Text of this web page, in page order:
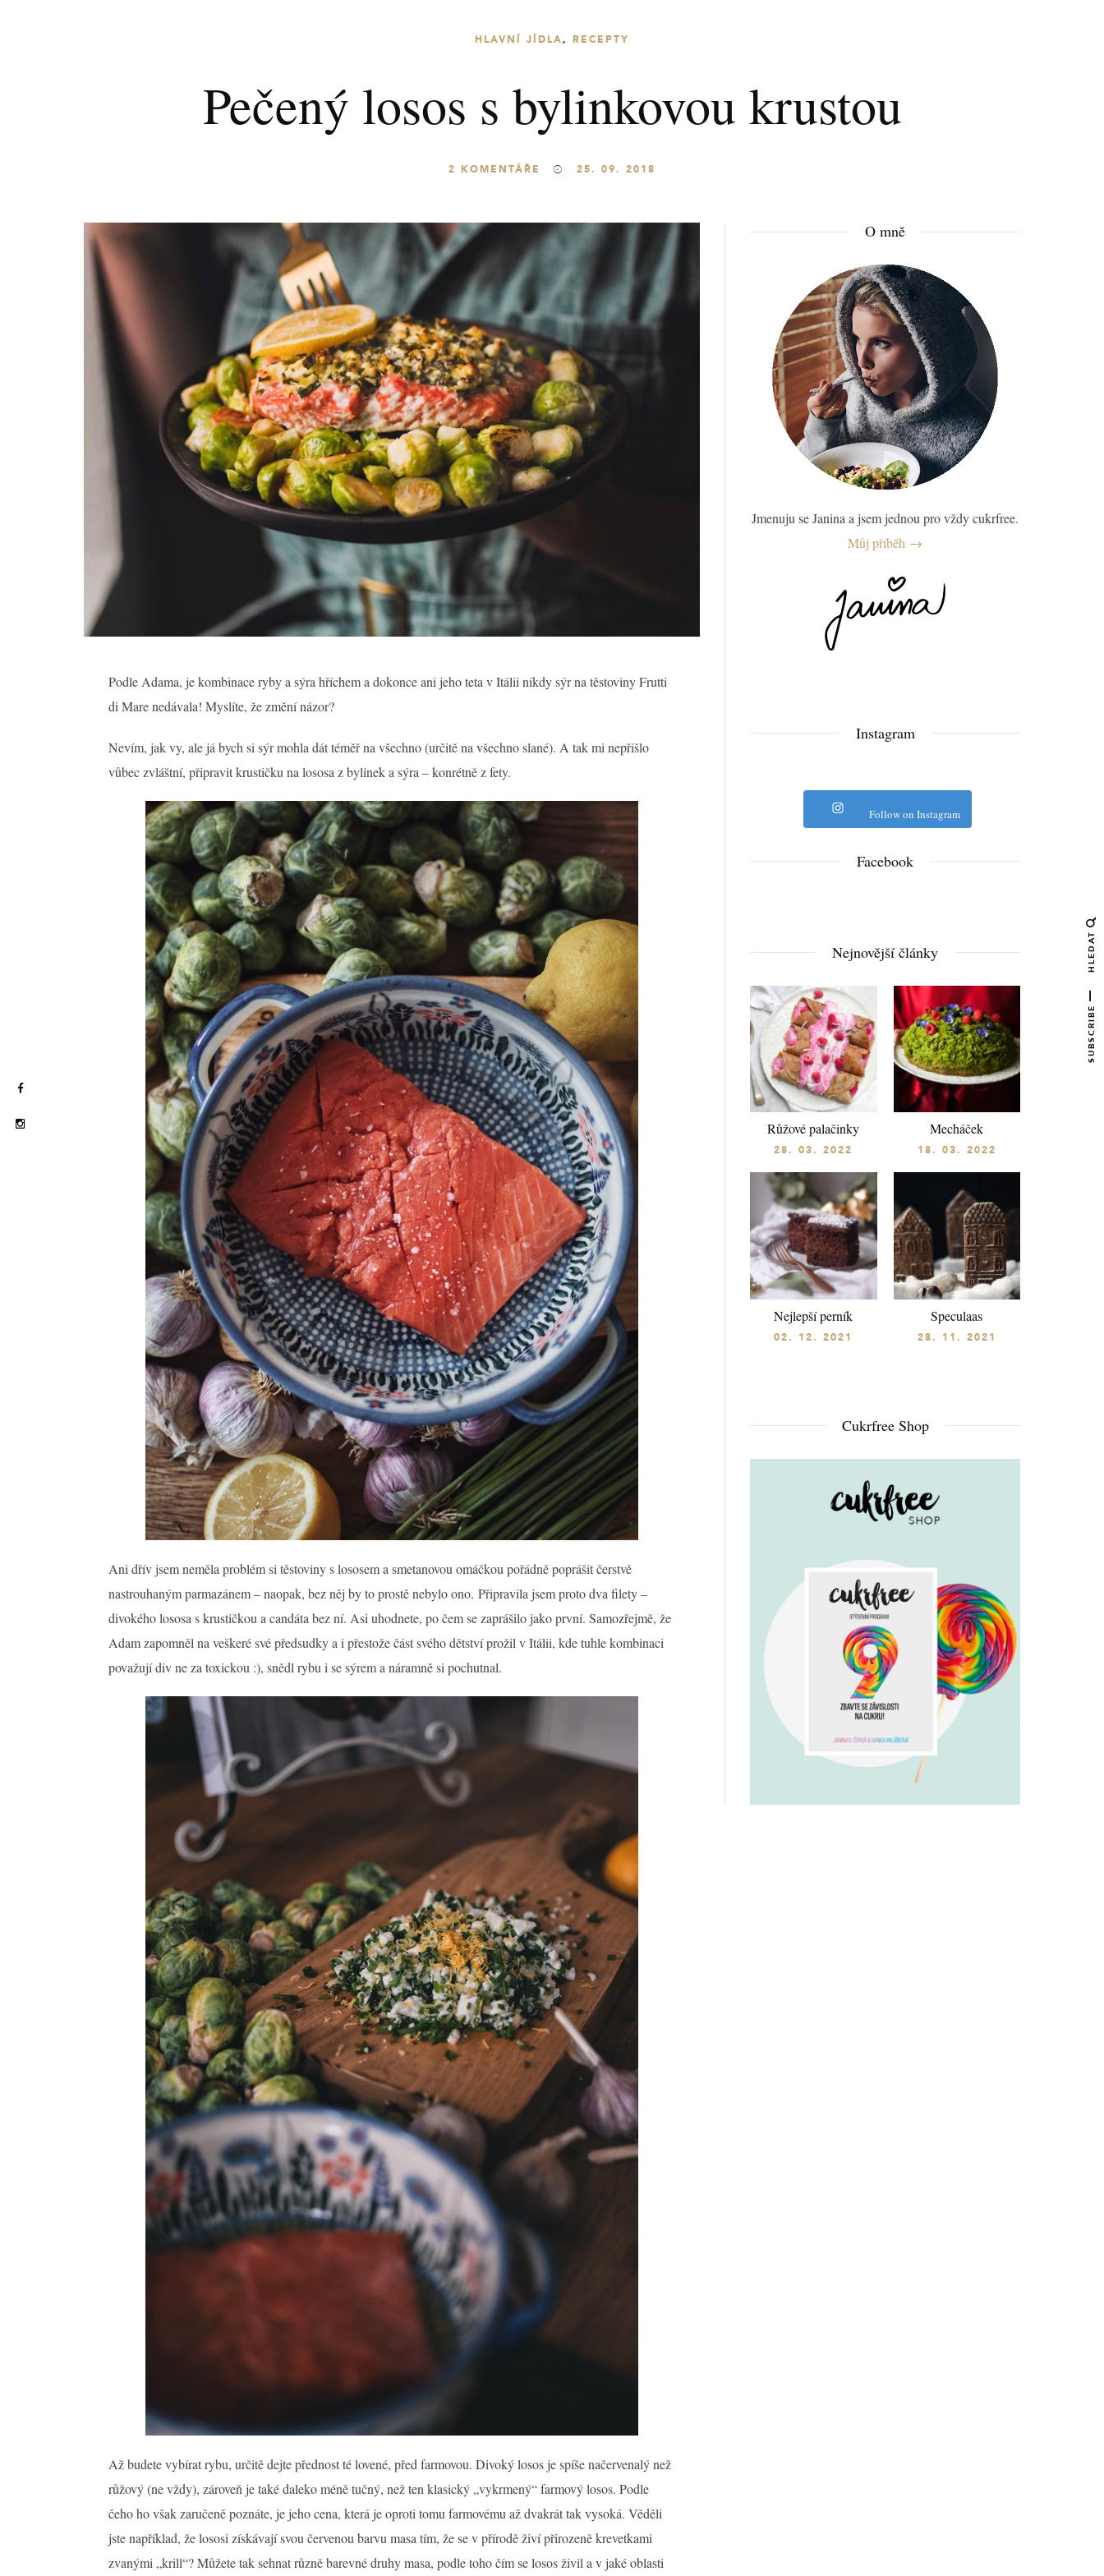
HLAVNÍ JÍDLA, RECEPTY
Pečený losos s bylinkovou krustou
2 KOMENTÁŘE 25. 09. 2018
Podle Adama, je kombinace ryby a sýra hříchem a dokonce ani jeho teta v Itálii nikdy sýr na těstoviny Frutti
di Mare nedávala! Myslíte, že změní názor?
Nevím, jak vy, ale já bych si sýr mohla dát téměř na všechno (určitě na všechno slané). A tak mi nepřišlo
vůbec zvláštní, připravit krustičku na lososa z bylinek a sýra – konrétně z fety.
Ani dřív jsem neměla problém si těstoviny s lososem a smetanovou omáčkou pořádně poprášit čerstvě
nastrouhaným parmazánem – naopak, bez něj by to prostě nebylo ono. Připravila jsem proto dva filety –
divokého lososa s krustičkou a candáta bez ní. Asi uhodnete, po čem se zaprášilo jako první. Samozřejmě, že
Adam zapomněl na veškeré své předsudky a i přestože část svého dětství prožil v Itálii, kde tuhle kombinaci
považují div ne za toxickou :), snědl rybu i se sýrem a náramně si pochutnal.
Až budete vybírat rybu, určitě dejte přednost té lovené, před farmovou. Divoký losos je spíše načervenalý než
růžový (ne vždy), zároveň je také daleko méně tučný, než ten klasický „vykrmený“ farmový losos. Podle
čeho ho však zaručeně poznáte, je jeho cena, která je oproti tomu farmovému až dvakrát tak vysoká. Věděli
jste například, že lososi získávají svou červenou barvu masa tím, že se v přírodě živí přirozeně krevetkami
zvanými „krill“? Můžete tak sehnat různě barevné druhy masa, podle toho čím se losos živil a v jaké oblasti
O mně
Jmenuju se Janina a jsem jednou pro vždy cukrfree.
Můj příběh →
Instagram
Follow on Instagram
Facebook
Nejnovější články
Růžové palačinky
28. 03. 2022
Mecháček
18. 03. 2022
Nejlepší perník
02. 12. 2021
Speculaas
28. 11. 2021
Cukrfree Shop
HLEDAT
SUBSCRIBE